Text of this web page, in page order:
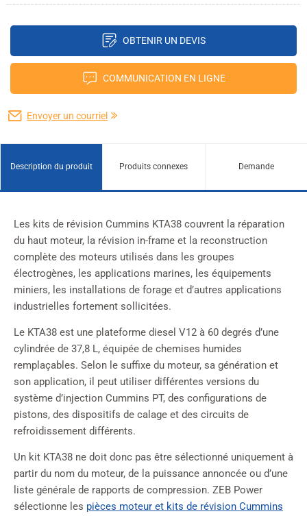
OBTENIR UN DEVIS
COMMUNICATION EN LIGNE
Envoyer un courriel
Description du produit Produits connexes Demande
Les kits de révision Cummins KTA38 couvrent la réparation
du haut moteur, la révision in-frame et la reconstruction
complète des moteurs utilisés dans les groupes
électrogènes, les applications marines, les équipements
miniers, les installations de forage et d’autres applications
industrielles fortement sollicitées.
Le KTA38 est une plateforme diesel V12 à 60 degrés d’une
cylindrée de 37,8 L, équipée de chemises humides
remplaçables. Selon le suffixe du moteur, sa génération et
son application, il peut utiliser différentes versions du
système d’injection Cummins PT, des configurations de
pistons, des dispositifs de calage et des circuits de
refroidissement différents.
Un kit KTA38 ne doit donc pas être sélectionné uniquement à
partir du nom du moteur, de la puissance annoncée ou d’une
liste générale de rapports de compression. ZEB Power
sélectionne les pièces moteur et kits de révision Cummins